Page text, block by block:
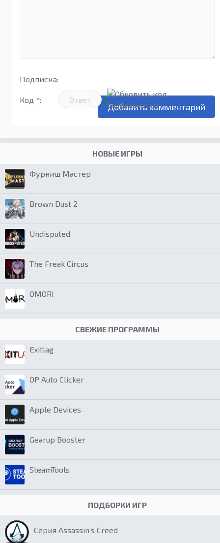
Подписка:
Код *:
НОВЫЕ ИГРЫ
Фурниш Мастер
Brown Dust 2
Undisputed
The Freak Circus
OMORI
СВЕЖИЕ ПРОГРАММЫ
Exitlag
OP Auto Clicker
Apple Devices
Gearup Booster
SteamTools
ПОДБОРКИ ИГР
Серия Assassin’s Creed